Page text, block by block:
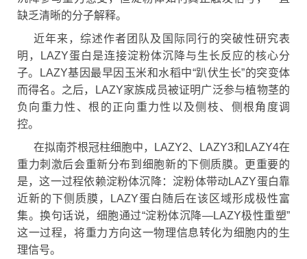
缺乏清晰的分子解释。
近年来，综述作者团队及国际同行的突破性研究表
明，LAZY蛋白是连接淀粉体沉降与生长反应的核心分
子。LAZY基因最早因玉米和水稻中“趴伏生长”的突变体
而得名。之后，LAZY家族成员被证明广泛参与植物茎的
负向重力性、根的正向重力性以及侧枝、侧根角度调
控。
在拟南芥根冠柱细胞中，LAZY2、LAZY3和LAZY4在
重力刺激后会重新分布到细胞新的下侧质膜。更重要的
是，这一过程依赖淀粉体沉降：淀粉体带动LAZY蛋白靠
近新的下侧质膜，LAZY蛋白随后在该区域形成极性富
集。换句话说，细胞通过“淀粉体沉降—LAZY极性重塑”
这一过程，将重力方向这一物理信息转化为细胞内的生
理信号。